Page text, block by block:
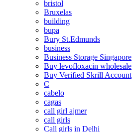
bristol
Bruxelas
building
bupa
Bury St.Edmunds
business
Business Storage Singapore
Buy levofloxacin wholesale
Buy Verified Skrill Account
C
cabelo
cagas
call girl ajmer
call girls
Call girls in Delhi